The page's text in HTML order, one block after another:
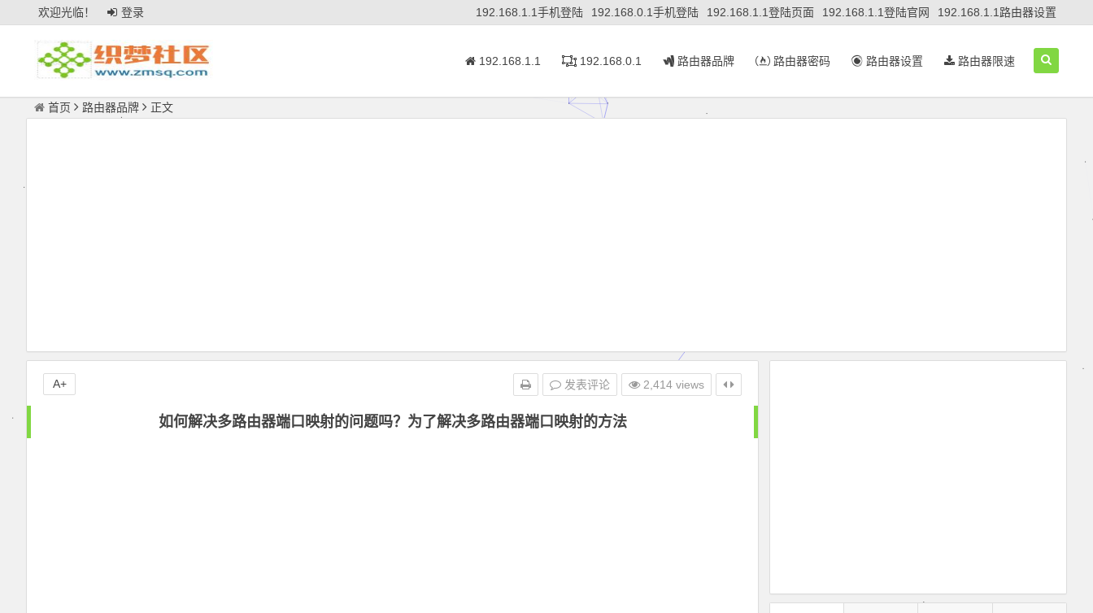
欢迎光临！ 登录 192.168.1.1手机登陆 192.168.0.1手机登陆 192.168.1.1登陆页面 192.168.1.1登陆官网 192.168.1.1路由器设置
192.168.1.1 192.168.0.1 路由器品牌 路由器密码 路由器设置 路由器限速
首页 路由器品牌 正文
如何解决多路由器端口映射的问题吗？为了解决多路由器端口映射的方法
发表评论 2,414 views
A+